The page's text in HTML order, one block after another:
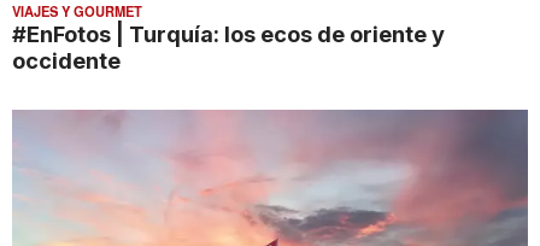
VIAJES Y GOURMET
#EnFotos | Turquía: los ecos de oriente y
occidente